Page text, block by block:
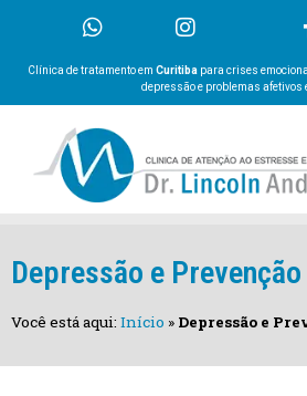
Clínica de tratamento em Curitiba para crises
depressão e problemas afetivos
Depressão e
Você está aqui: Início » Depressão e